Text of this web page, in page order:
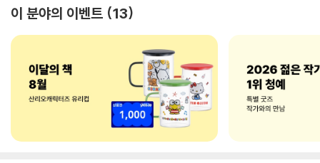
이 분야의 이벤트 13